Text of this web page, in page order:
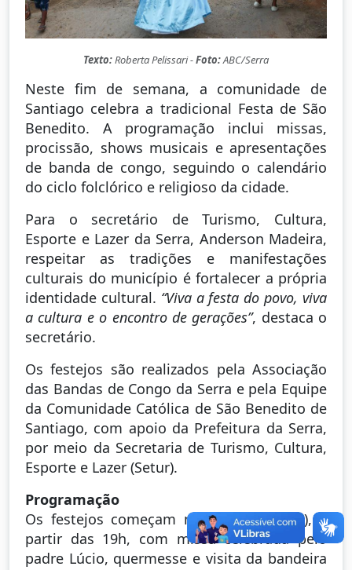
Texto:Roberta Pelissari -Foto:ABC/Serra
Neste fim de semana, a comunidade de
Santiago celebra a tradicional Festa de São
Benedito. A programação inclui missas,
procissão, shows musicais e apresentações
de banda de congo, seguindo o calendário
do ciclo folclórico e religioso da cidade.
Para o secretário de Turismo, Cultura,
Esporte e Lazer da Serra, Anderson Madeira,
respeitar as tradições e manifestações
culturais do município é fortalecer a própria
identidade cultural. “Viva a festa do povo, viva
a cultura e o encontro de gerações”, destaca o
secretário.
Os festejos são realizados pela Associação
das Bandas de Congo da Serra e pela Equipe
da Comunidade Católica de São Benedito de
Santiago, com apoio da Prefeitura da Serra,
por meio da Secretaria de Turismo, Cultura,
Esporte e Lazer (Setur).
Programação
Os festejos começam neste sábado (04), a
partir das 19h, com missa celebrada pelo
padre Lúcio, quermesse e visita da bandeira